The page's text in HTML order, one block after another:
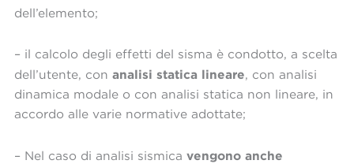
dell’elemento;
– il calcolo degli effetti del sisma è condotto, a scelta
dell’utente, conanalisi statica lineare, con analisi
dinamica modale o con analisi statica non lineare, in
accordo alle varie normative adottate;
– Nel caso di analisi sismicavengono anche